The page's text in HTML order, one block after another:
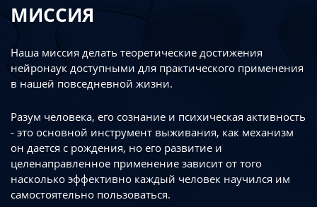
МИССИЯ
Наша миссия делать теоретические достижения
нейронаук доступными для практического применения
в нашей повседневной жизни.
Разум человека, его сознание и психическая активность
- это основной инструмент выживания, как механизм
он дается с рождения, но его развитие и
целенаправленное применение зависит от того
насколько эффективно каждый человек научился им
самостоятельно пользоваться.